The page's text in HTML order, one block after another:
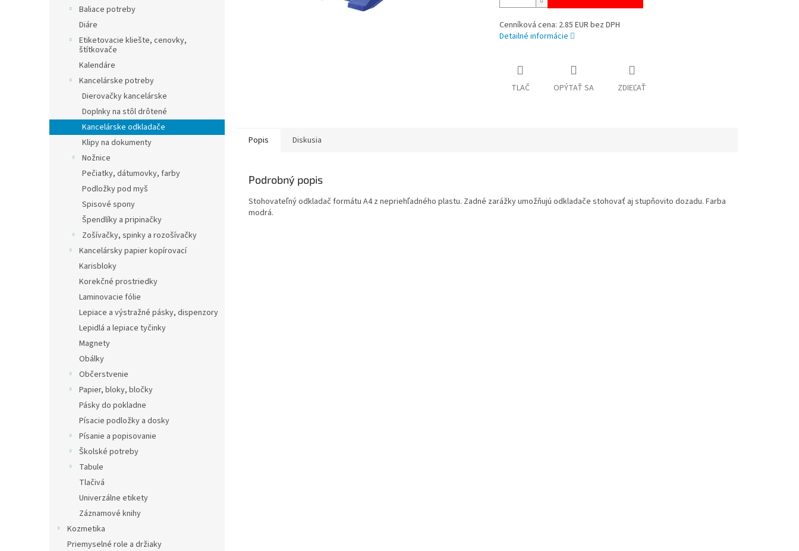
Baliace potreby
Diáre
Etiketovacie kliešte, cenovky,
štítkovače
Kalendáre
Kancelárske potreby
Dierovačky kancelárske
Doplnky na stôl drôtené
Kancelárske odkladače
Klipy na dokumenty
Nožnice
Pečiatky, dátumovky, farby
Podložky pod myš
Spisové spony
Špendlíky a pripinačky
Zošívačky, spinky a rozošívačky
Kancelársky papier kopírovací
Karisbloky
Korekčné prostriedky
Laminovacie fólie
Lepiace a výstražné pásky, dispenzory
Lepidlá a lepiace tyčinky
Magnety
Obálky
Občerstvenie
Papier, bloky, bločky
Pásky do pokladne
Písacie podložky a dosky
Písanie a popisovanie
Školské potreby
Tabule
Tlačivá
Univerzálne etikety
Záznamové knihy
Kozmetika
Priemyselné role a držiaky
Cenníková cena: 2.85 EUR bez DPH
Detailné informácie
TLAČ OPÝTAŤ SA ZDIEĽAŤ
Popis Diskusia
Podrobný popis
Stohovateľný odkladač formátu A4 z nepriehľadného plastu. Zadné zarážky umožňujú odkladače stohovať aj stupňovito dozadu. Farba
modrá.